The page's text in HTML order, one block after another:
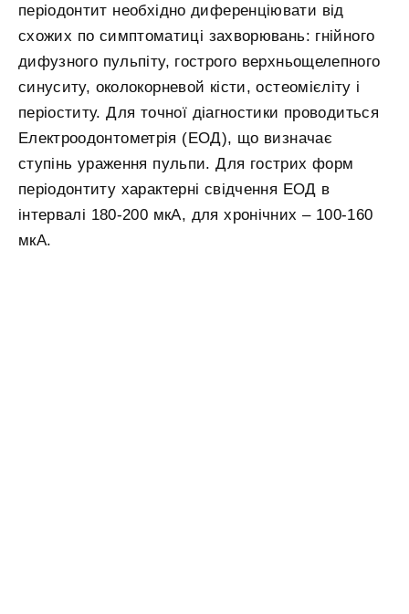
періодонтит необхідно диференціювати від
схожих по симптоматиці захворювань: гнійного
дифузного пульпіту, гострого верхньощелепного
синуситу, околокорневой кісти, остеомієліту і
періоститу. Для точної діагностики проводиться
Електроодонтометрія (ЕОД), що визначає
ступінь ураження пульпи. Для гострих форм
періодонтиту характерні свідчення ЕОД в
інтервалі 180-200 мкА, для хронічних – 100-160
мкА.